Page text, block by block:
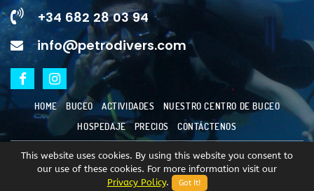
+34 682 28 03 94
info@petrodivers.com
HOME BUCEO ACTIVIDADES
NUESTRO CENTRO DE BUCEO
HOSPEDAJE
PRECIOS CONTÁCTENOS
copyright © 2023Escuela de Buceo Porto Petro SL.All
Rights Reserved.
This website uses cookies. By using this website you consent to
our use of these cookies. For more information visit our
Privacy Policy. Got It!